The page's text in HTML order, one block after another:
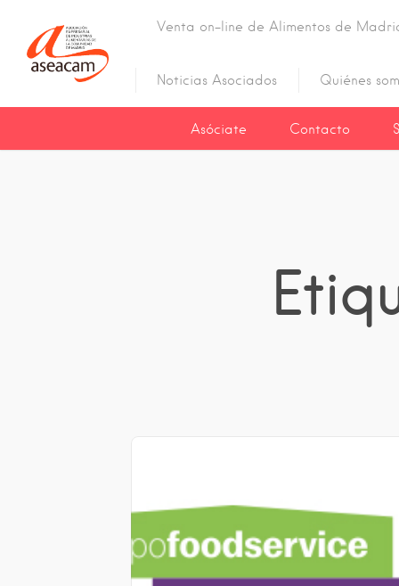
Venta on-line de Alimentos de
Noticias Asociados Quiénes
Asóciate Contacto